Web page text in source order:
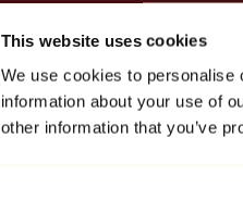
This website uses cookies
We use cookies to personalise
information about your use of
other information that you’ve